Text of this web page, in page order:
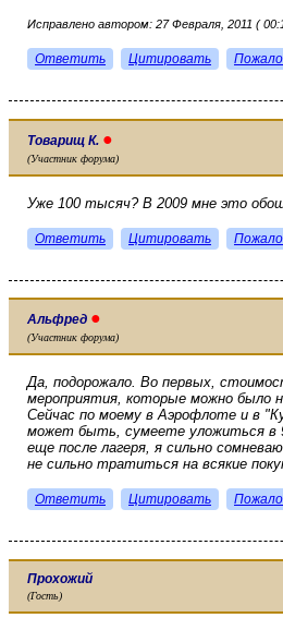
Исправлено автором: 27 Февраля, 2011 (
Ответить Цитировать
Товарищ К. ●
(Участник форума)
Уже 100 тысяч? В 2009 мне это
Ответить Цитировать
Альфред ●
(Участник форума)
Да, подорожало. Во первых,
мероприятия, которые можно было
Сейчас по моему в Аэрофлоте и в
может быть, сумеете уложиться в
еще после лагеря, я сильно
не сильно тратиться на всякие
Ответить Цитировать
Прохожий
(Гость)